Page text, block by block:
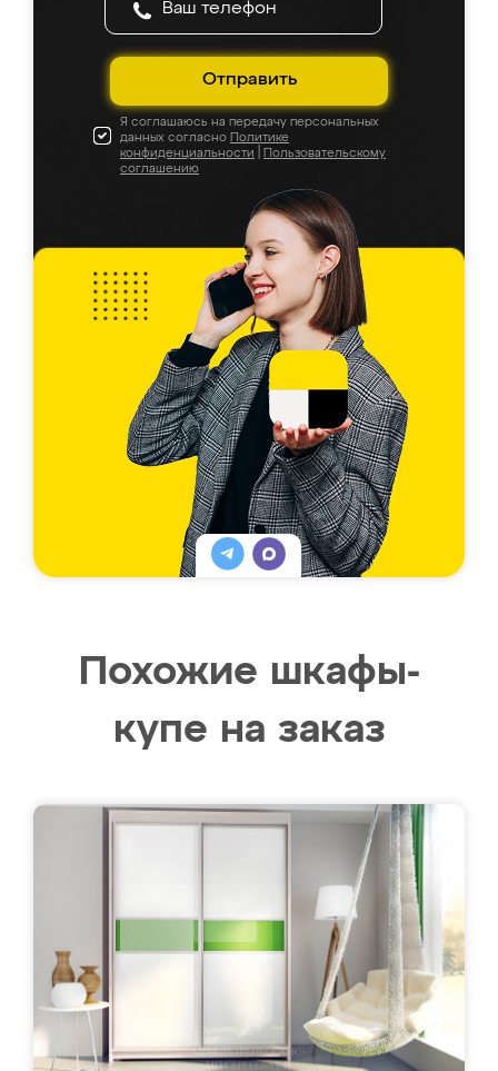
Отправить
Я соглашаюсь на передачу персональных
данных согласно Политике
конфиденциальности
Пользовательскому
соглашению
Похожие шкафы-
купе на заказ